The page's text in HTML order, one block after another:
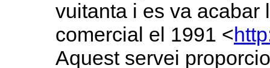
vuitanta i es va acabar
comercial el 1991 <
Aquest servei